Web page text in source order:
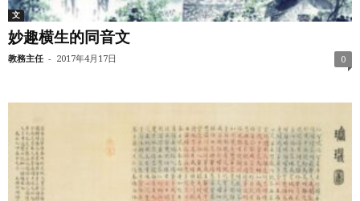
文
妙趣横生的同音文
教務主任 - 2017年4月17日 0